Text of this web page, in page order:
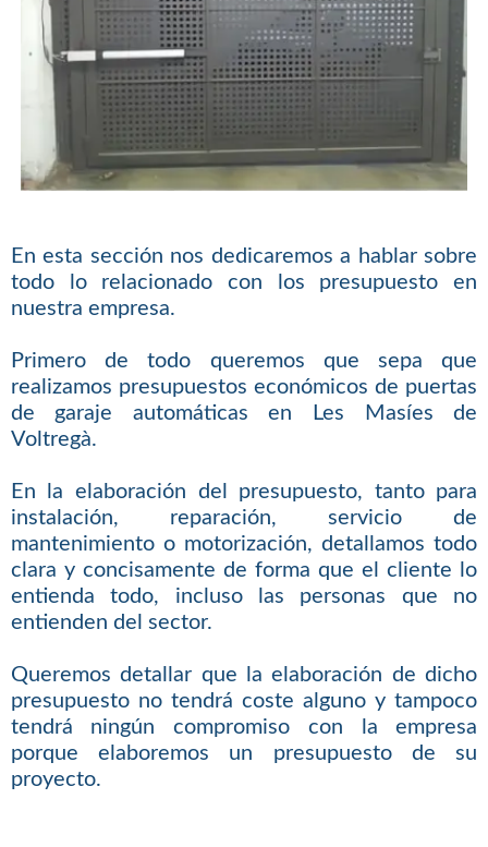
En esta sección nos dedicaremos a hablar sobre
todo lo relacionado con los presupuesto en
nuestra empresa.
Primero de todo queremos que sepa que
realizamos presupuestos económicos de puertas
de garaje automáticas en Les Masíes de
Voltregà.
En la elaboración del presupuesto, tanto para
instalación, reparación, servicio de
mantenimiento o motorización, detallamos todo
clara y concisamente de forma que el cliente lo
entienda todo, incluso las personas que no
entienden del sector.
Queremos detallar que la elaboración de dicho
presupuesto no tendrá coste alguno y tampoco
tendrá ningún compromiso con la empresa
porque elaboremos un presupuesto de su
proyecto.